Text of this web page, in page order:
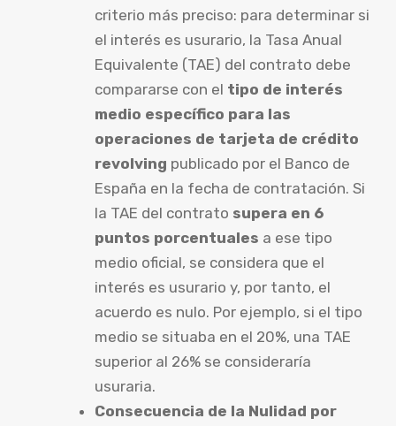
criterio más preciso: para determinar si
el interés es usurario, la Tasa Anual
Equivalente (TAE) del contrato debe
compararse con el tipo de interés
medio específico para las
operaciones de tarjeta de crédito
revolving publicado por el Banco de
España en la fecha de contratación. Si
la TAE del contrato supera en 6
puntos porcentuales a ese tipo
medio oficial, se considera que el
interés es usurario y, por tanto, el
acuerdo es nulo. Por ejemplo, si el tipo
medio se situaba en el 20%, una TAE
superior al 26% se consideraría
usuraria.
Consecuencia de la Nulidad por